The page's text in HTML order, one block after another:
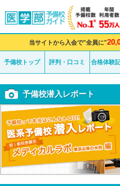
当サイトから入会で"全員に"
予備校トップ 評判・口コミ 合格体験
予備校潜入レポート